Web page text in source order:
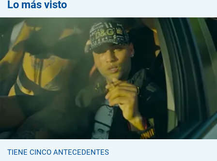
Lo más visto
TIENE CINCO ANTECEDENTES